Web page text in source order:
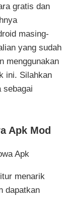
gratis dan
masing-
yang sudah
menggunakan
ini. Silahkan
sebagai
Apk Mod
menarik
dapatkan